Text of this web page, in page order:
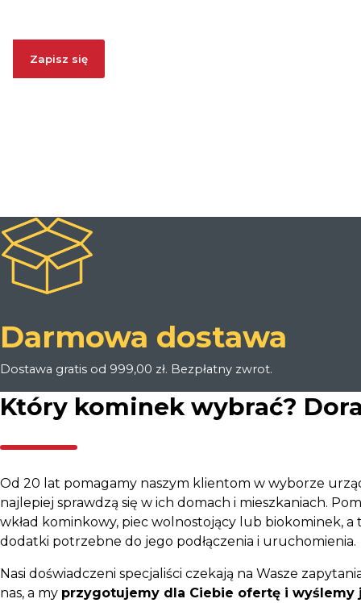
Zapisz się
Darmowa dostawa
Dostawa gratis od 999,00 zł. Bezpłatny zwrot.
Który kominek wybrać?
Od 20 lat pomagamy naszym klientom w wyborze
najlepiej sprawdzą się w ich domach i mieszkaniach.
wkład kominkowy, piec wolnostojący lub biokominek, a
dodatki potrzebne do jego podłączenia i uruchomienia.
Nasi doświadczeni specjaliści czekają na Wasze
nas, a my przygotujemy dla Ciebie ofertę i wyślemy